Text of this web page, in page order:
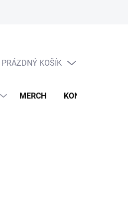
NÁKUPNÍ
PRÁZDNÝ KOŠÍK
MERCH KONTAKTY